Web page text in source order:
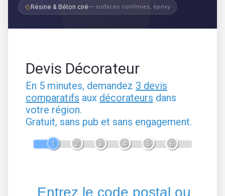
Résine & Béton ciré— surfaces continues, époxy
Devis Décorateur
En 5 minutes, demandez 3 devis
comparatifs aux décorateurs dans
votre région.
Gratuit, sans pub et sans engagement.
1 2 3 4 5 6
Entrez le code postal ou